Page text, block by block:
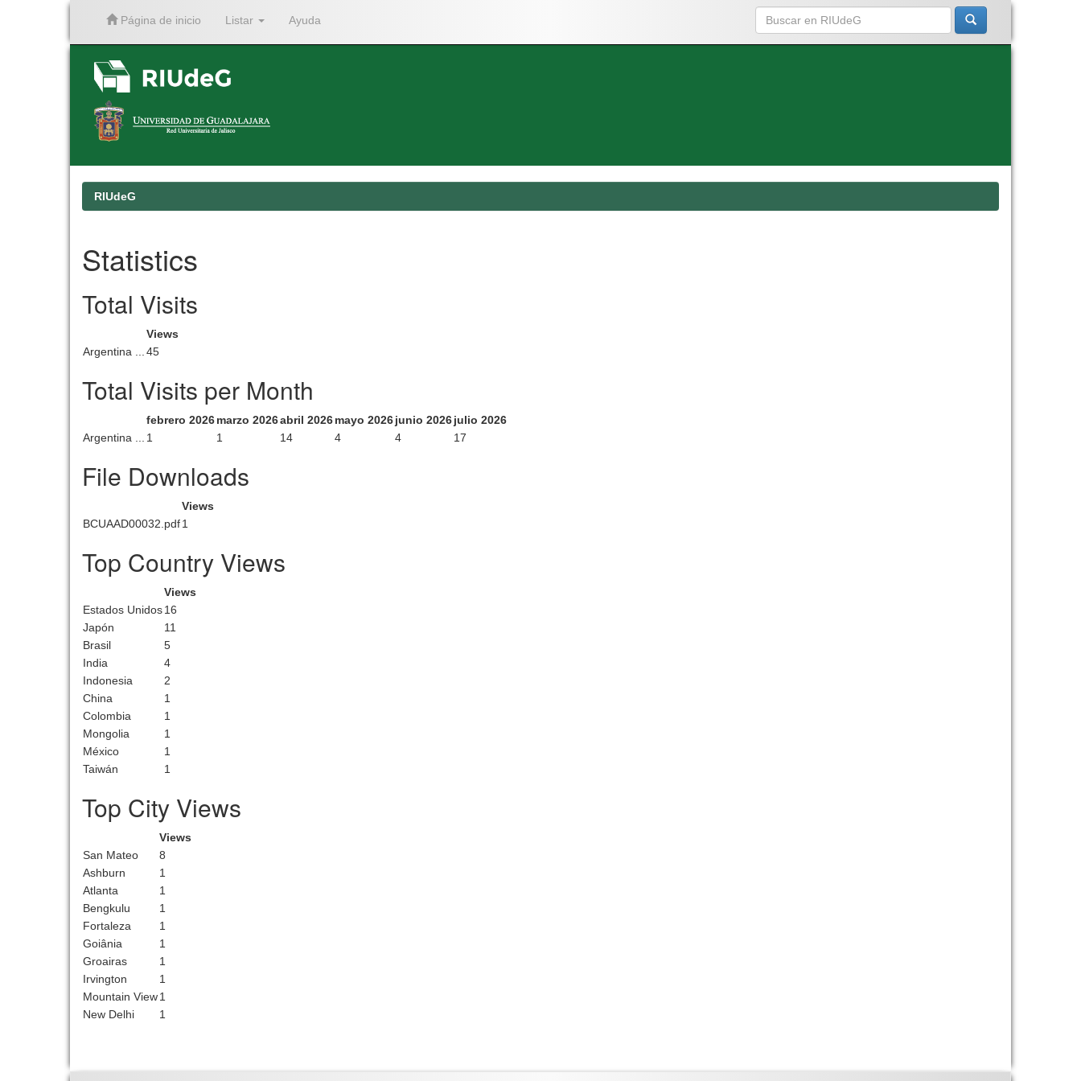
Página de inicio Listar Ayuda
RIUdeG
Statistics
Total Visits
Views
Argentina ...
45
Total Visits per Month
febrero 2026marzo 2026abril 2026mayo 2026junio 2026julio 2026
Argentina ...
1 1 14 4 4 17
File Downloads
Views
BCUAAD00032.pdf1
Top Country Views
Views
Estados Unidos16
Japón
11
Brasil
5
India
4
Indonesia
2
China
1
Colombia
1
Mongolia
1
México
1
Taiwán
1
Top City Views
Views
San Mateo
8
Ashburn
1
Atlanta
1
Bengkulu
1
Fortaleza
1
Goiânia
1
Groairas
1
Irvington
1
Mountain View1
New Delhi
1